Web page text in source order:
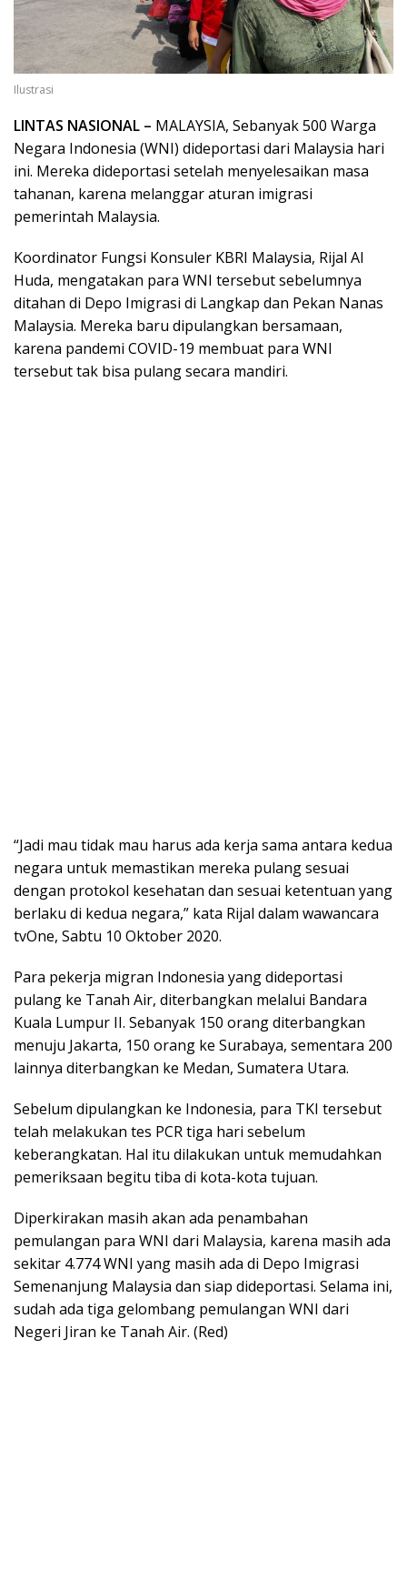
Ilustrasi
LINTAS NASIONAL – MALAYSIA, Sebanyak 500 Warga
Negara Indonesia (WNI) dideportasi dari Malaysia hari
ini. Mereka dideportasi setelah menyelesaikan masa
tahanan, karena melanggar aturan imigrasi
pemerintah Malaysia.
Koordinator Fungsi Konsuler KBRI Malaysia, Rijal Al
Huda, mengatakan para WNI tersebut sebelumnya
ditahan di Depo Imigrasi di Langkap dan Pekan Nanas
Malaysia. Mereka baru dipulangkan bersamaan,
karena pandemi COVID-19 membuat para WNI
tersebut tak bisa pulang secara mandiri.
“Jadi mau tidak mau harus ada kerja sama antara kedua
negara untuk memastikan mereka pulang sesuai
dengan protokol kesehatan dan sesuai ketentuan yang
berlaku di kedua negara,” kata Rijal dalam wawancara
tvOne, Sabtu 10 Oktober 2020.
Para pekerja migran Indonesia yang dideportasi
pulang ke Tanah Air, diterbangkan melalui Bandara
Kuala Lumpur II. Sebanyak 150 orang diterbangkan
menuju Jakarta, 150 orang ke Surabaya, sementara 200
lainnya diterbangkan ke Medan, Sumatera Utara.
Sebelum dipulangkan ke Indonesia, para TKI tersebut
telah melakukan tes PCR tiga hari sebelum
keberangkatan. Hal itu dilakukan untuk memudahkan
pemeriksaan begitu tiba di kota-kota tujuan.
Diperkirakan masih akan ada penambahan
pemulangan para WNI dari Malaysia, karena masih ada
sekitar 4.774 WNI yang masih ada di Depo Imigrasi
Semenanjung Malaysia dan siap dideportasi. Selama ini,
sudah ada tiga gelombang pemulangan WNI dari
Negeri Jiran ke Tanah Air. (Red)